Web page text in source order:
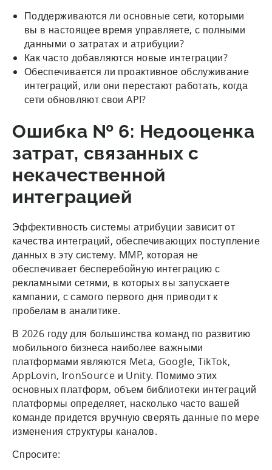
Поддерживаются ли основные сети, которыми
вы в настоящее время управляете, с полными
данными о затратах и атрибуции?
Как часто добавляются новые интеграции?
Обеспечивается ли проактивное обслуживание
интеграций, или они перестают работать, когда
сети обновляют свои API?
Ошибка № 6: Недооценка
затрат, связанных с
некачественной
интеграцией
Эффективность системы атрибуции зависит от
качества интеграций, обеспечивающих поступление
данных в эту систему. MMP, которая не
обеспечивает бесперебойную интеграцию с
рекламными сетями, в которых вы запускаете
кампании, с самого первого дня приводит к
пробелам в аналитике.
В 2026 году для большинства команд по развитию
мобильного бизнеса наиболее важными
платформами являются Meta, Google, TikTok,
AppLovin, IronSource и Unity. Помимо этих
основных платформ, объем библиотеки интеграций
платформы определяет, насколько часто вашей
команде придется вручную сверять данные по мере
изменения структуры каналов.
Спросите: